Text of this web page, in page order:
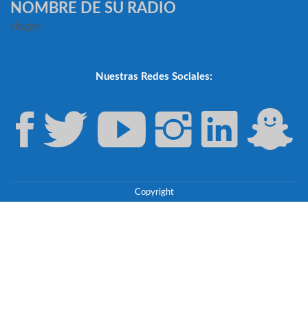
NOMBRE DE SU RADIO
slogan
Nuestras Redes Sociales:
Copyright